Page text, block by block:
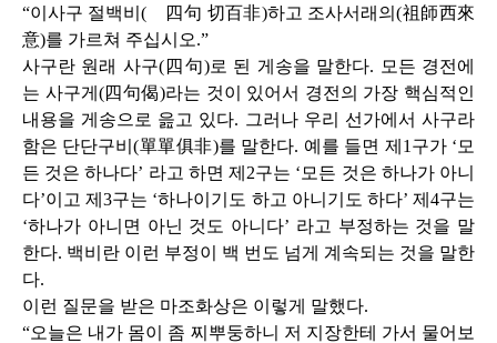
“이사구 절백비( 離四句 切百非)하고 조사서래의(祖師西來
意)를 가르쳐 주십시오.”
사구란 원래 사구(四句)로 된 게송을 말한다. 모든 경전에
는 사구게 (四句偈)라는 것이 있어서 경전의 가장 핵심적인
내용을 게송으로 읊고 있다. 그러나 우리 선가에서 사구라
함은 단단구비(單單俱非)를 말한다. 예를 들면 제 1 구가 ‘모
든 것은 하나다’ 라고 하면 제 2구는 ‘모든 것은 하나가 아니
다’이고 제3구는 ‘하나이기도 하고 아니기도 하다’ 제4구는
‘하나가 아니면 아닌 것도 아니다’ 라고 부정하는 것을 말
한다. 백비란 이런 부정이 백 번도 넘게 계속되는 것을 말한
다.
이런 질문을 받은 마조화상은 이렇게 말했다.
“오늘은 내가 몸이 좀 찌뿌둥하니 저 지장한테 가서 물어보